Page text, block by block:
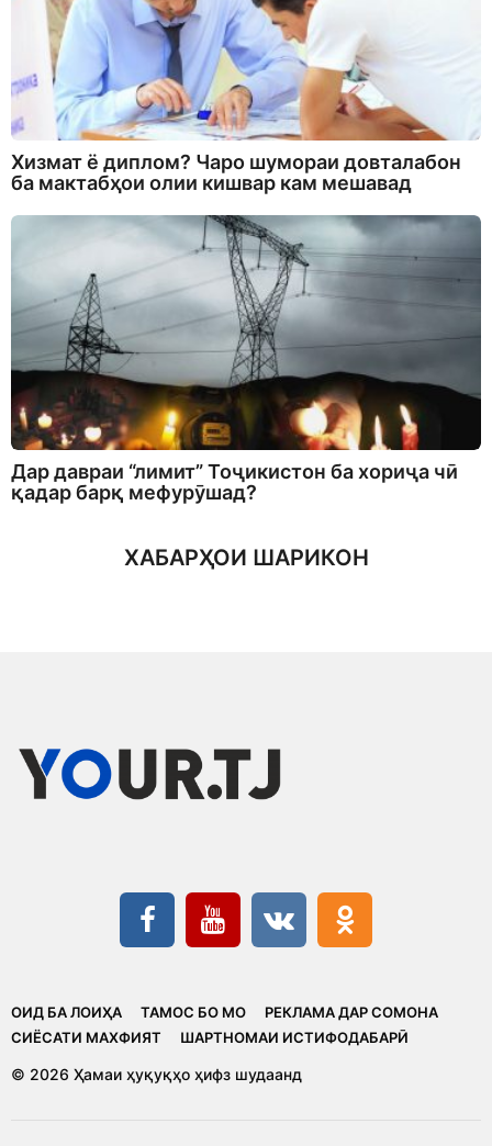
Хизмат ё диплом? Чаро шумораи довталабон
ба мактабҳои олии кишвар кам мешавад
Дар давраи “лимит” Тоҷикистон ба хориҷа чӣ
қадар барқ мефурӯшад?
ХАБАРҲОИ ШАРИКОН
ОИД БА ЛОИҲА ТАМОС БО МО
РЕКЛАМА ДАР СОМОНА
CИЁСАТИ МАХФИЯТ
ШАРТНОМАИ ИСТИФОДАБАРӢ
© 2026 Ҳамаи ҳуқуқҳо ҳифз шудаанд